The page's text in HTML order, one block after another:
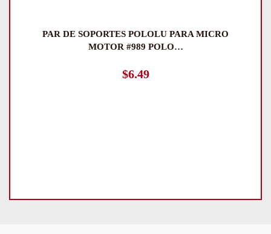
PAR DE SOPORTES POLOLU PARA MICRO
MOTOR #989 POLO…
$6.49